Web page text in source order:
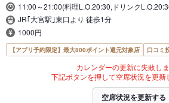
11:00～21:00(料理L.O.20:30,ドリンク
JR｢大宮駅｣東口より 徒歩1分
1000円
【アプリ予約限定】最大800ポイント還元対象店 口コミ
カレンダーの更新に失敗しま
下記ボタンを押して空席状況を更新
空席状況を更新する